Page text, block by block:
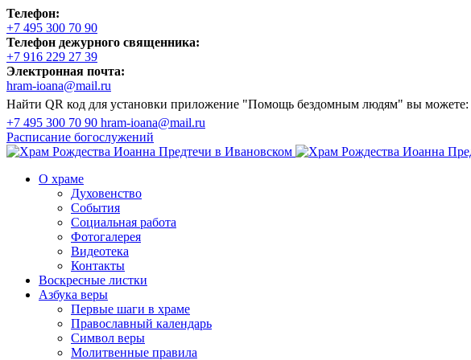
Телефон:
+7 495 300 70 90
Телефон дежурного священника:
+7 916 229 27 39
Электронная почта:
hram-ioana@mail.ru
Найти QR код для установки приложение "Помощь бездомным людям" вы можете:
+7 495 300 70 90 hram-ioana@mail.ru
Расписание богослужений
О храме
Духовенство
События
Социальная работа
Фотогалерея
Видеотека
Контакты
Воскресные листки
Азбука веры
Первые шаги в храме
Православный календарь
Символ веры
Молитвенные правила